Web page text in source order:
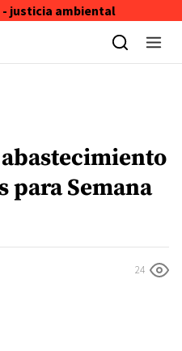
justicia ambiental
para Semana
24